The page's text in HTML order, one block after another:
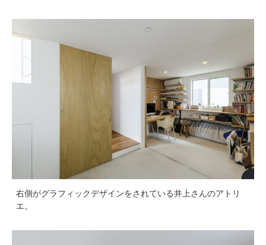
右側がグラフィックデザインをされている井上さんのアトリ
エ。